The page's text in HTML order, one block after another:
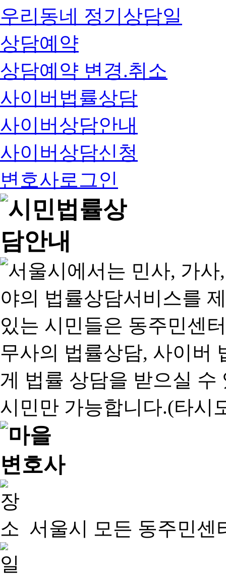
우리동네 정기상담일
상담예약
상담예약 변경.취소
사이버법률상담
사이버상담안내
사이버상담신청
변호사로그인
서울시 모든 동주민센